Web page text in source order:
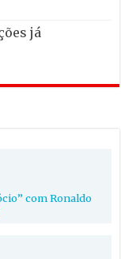
já
com Ronaldo